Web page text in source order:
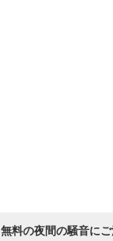
無料の夜間の騒音に